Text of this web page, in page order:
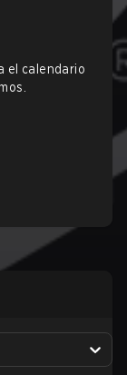
el calendario